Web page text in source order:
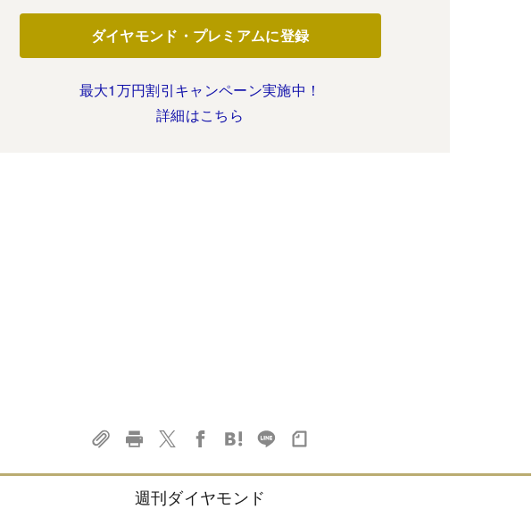
ダイヤモンド・プレミアムに登録
最大1万円割引キャンペーン実施中！
詳細はこちら
週刊ダイヤモンド